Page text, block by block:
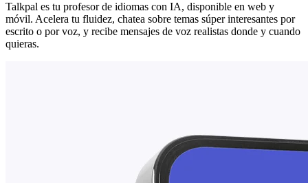
Talkpal es tu profesor de idiomas con IA, disponible en web y
móvil. Acelera tu fluidez, chatea sobre temas súper interesantes por
escrito o por voz, y recibe mensajes de voz realistas donde y cuando
quieras.